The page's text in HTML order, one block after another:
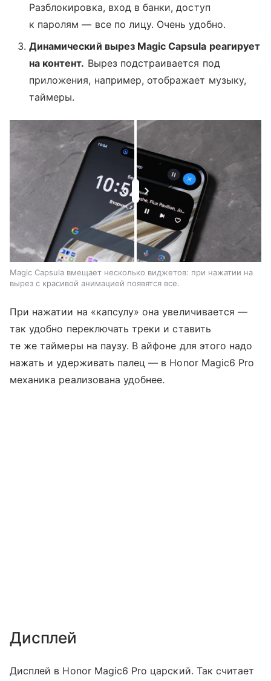
Разблокировка, вход в банки, доступ
к паролям — все по лицу. Очень удобно.
Динамический вырез Magic Capsula реагирует
на контент. Вырез подстраивается под
приложения, например, отображает музыку,
таймеры.
Magic Capsula вмещает несколько виджетов: при нажатии на
вырез с красивой анимацией появятся все.
При нажатии на «капcулу» она увеличивается —
так удобно переключать треки и ставить
те же таймеры на паузу. В айфоне для этого надо
нажать и удерживать палец — в Honor Magic6 Pro
механика реализована удобнее.
Дисплей
Дисплей в Honor Magic6 Pro царский. Так считает